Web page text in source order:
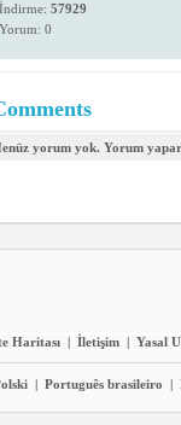
İndirme: 57929
Yorum: 0
yorum yok. Yorum
Haritası | İletişim | Yasal
| Português brasileiro |